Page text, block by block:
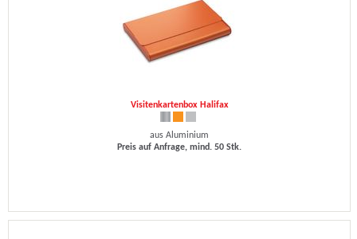
Visitenkartenbox Halifax
aus Aluminium
Preis auf Anfrage, mind. 50 Stk.